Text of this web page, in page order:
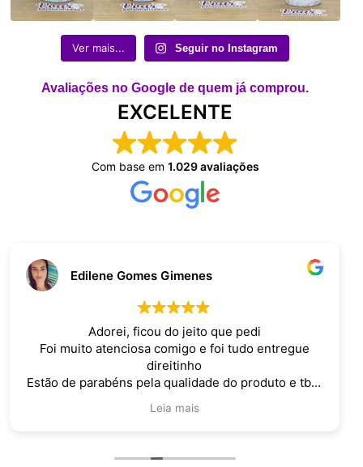
Ver mais... Seguir no Instagram
Avaliações no Google de quem já comprou.
EXCELENTE
Com base em 1.029 avaliações
Edilene Gomes Gimenes
Adorei, ficou do jeito que pedi
Foi muito atenciosa comigo e foi tudo entregue
direitinho
Estão de parabéns pela qualidade do produto e tbm
Leia mais